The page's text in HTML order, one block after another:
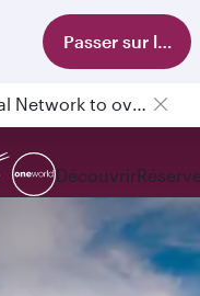
Passer sur
Qatar Airways Expands Global Network to over 160 Destinations
Passengers flying between Doha and Auckland on QR914 and QR915
Découvrir